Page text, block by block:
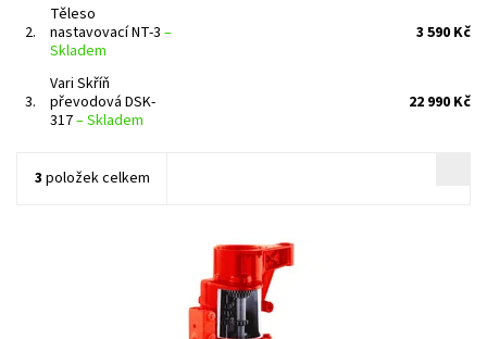
2.
Těleso
nastavovací NT-3 –
Skladem
3 590 Kč
3.
Vari Skříň
převodová DSK-
317–Skladem
22 990 Kč
3 položek celkem
Třírychlostní převodová skříň se zpátečkou DSK-317
Skladem 1 ks